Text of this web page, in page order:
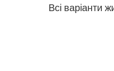
Всі варіанти